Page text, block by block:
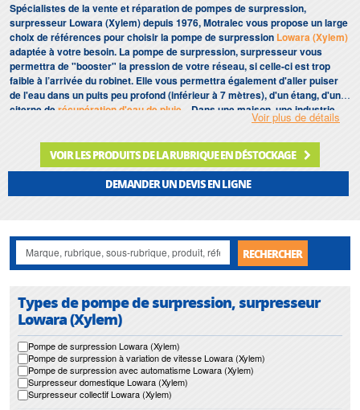
Spécialistes de la vente et réparation de pompes de surpression,
surpresseur Lowara (Xylem) depuis 1976, Motralec vous propose un large
choix de références pour choisir la pompe de surpression Lowara (Xylem)
adaptée à votre besoin. La pompe de surpression, surpresseur vous
permettra de "booster" la pression de votre réseau, si celle-ci est trop
faible à l’arrivée du robinet. Elle vous permettra également d'aller puiser
de l'eau dans un puits peu profond (inférieur à 7 mètres), d'un étang, d'une
citerne derécupération d'eau de pluie ... Dans une maison, une industrie,
ou un groupement d'habitation (on parlera dans ce cas plutôt de
de l'eau claire sous pression en plus ou moins grande quantité, et ce, en
fonction de la demande.
Notre gamme depompe de surpression, surpresseurs’étend jour après jour
Voir plus de détails
VOIR LES PRODUITS DE LA RUBRIQUE EN DÉSTOCKAGE
DEMANDER UN DEVIS EN LIGNE
RECHERCHER
Types de pompe de surpression, surpresseur
Lowara (Xylem)
Pompe de surpression Lowara (Xylem)
Pompe de surpression à variation de vitesse Lowara (Xylem)
Pompe de surpression avec automatisme Lowara (Xylem)
Surpresseur domestique Lowara (Xylem)
Surpresseur collectif Lowara (Xylem)